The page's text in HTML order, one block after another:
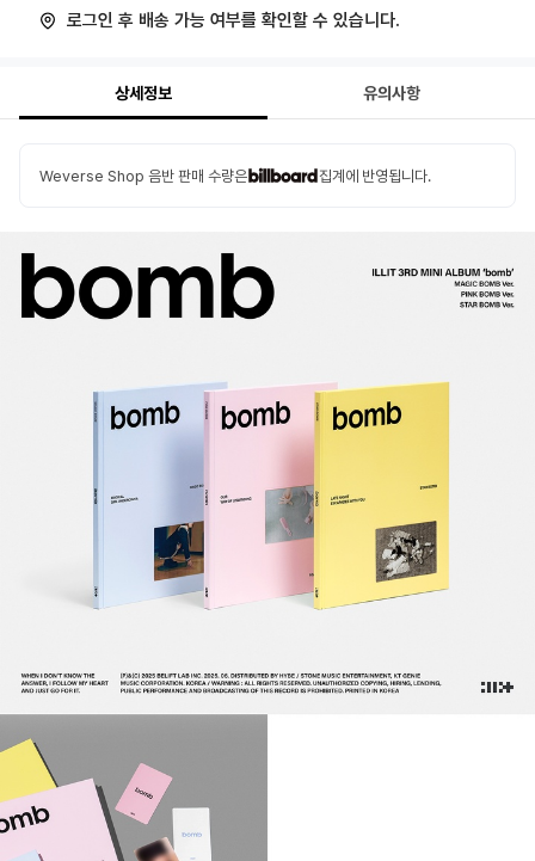
로그인 후 배송 가능 여부를 확인할 수 있습니다.
상세정보 유의사항
Weverse Shop 음반 판매 수량은 집계에 반영됩니다.